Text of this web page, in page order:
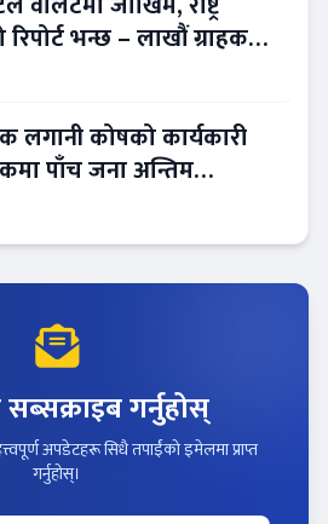
भन्छ – लाखौं ग्राहकको
लगानी कोषको कार्यकारी
पाँच जना अन्तिम
गर्नुहोस्
अपडेटहरू सिधै तपाईंको इमेलमा प्राप्त
गर्नुहोस्।